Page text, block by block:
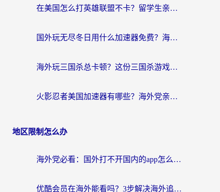
在美国怎么打英雄联盟不卡？留学生亲测的国服游戏加速全攻略
国外玩无尽冬日用什么加速器免费？海外党国服游戏加速避坑指南
海外玩三国杀总卡顿？这份三国杀游戏加速器指南帮你告别延迟烦恼
火影忍者美国加速器有哪些？海外党亲测的国服游戏加速全攻略（含菲律宾玩三国之刃守望黎明技巧）
地区限制怎么办
海外党必看：国外打不开国内的app怎么办？3步解决你的乡愁
优酷会员在海外能看吗？3步解决海外追剧难题，附实测好用加速器推荐